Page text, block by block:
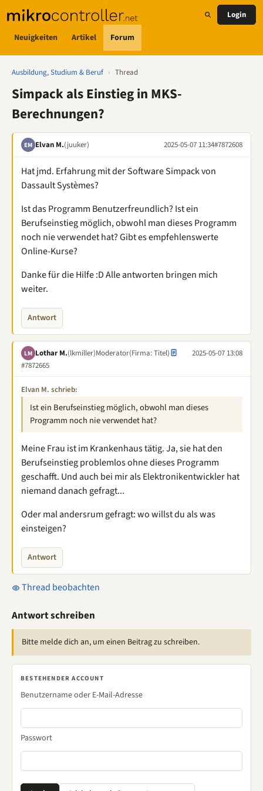
Neuigkeiten Artikel Forum
Login
Ausbildung, Studium & Beruf › Thread
Simpack als Einstieg in MKS-
Berechnungen?
EM Elvan M.(juuker) 2025-05-07 11:34#7872608
Hat jmd. Erfahrung mit der Software Simpack von
Dassault Systèmes?
Ist das Programm Benutzerfreundlich? Ist ein
Berufseinstieg möglich, obwohl man dieses Programm
noch nie verwendet hat? Gibt es empfehlenswerte
Online-Kurse?
Danke für die Hilfe :D Alle antworten bringen mich
weiter.
Antwort
LM Lothar M.(lkmiller)Moderator(Firma: Titel)
2025-05-07 13:08
#7872665
Elvan M. schrieb:
Ist ein Berufseinstieg möglich, obwohl man dieses
Programm noch nie verwendet hat?
Meine Frau ist im Krankenhaus tätig. Ja, sie hat den
Berufseinstieg problemlos ohne dieses Programm
geschafft. Und auch bei mir als Elektronikentwickler hat
niemand danach gefragt...
Oder mal andersrum gefragt: wo willst du als was
einsteigen?
Antwort
Thread beobachten
Antwort schreiben
Bitte melde dich an, um einen Beitrag zu schreiben.
BESTEHENDER ACCOUNT
Benutzername oder E-Mail-Adresse
Passwort